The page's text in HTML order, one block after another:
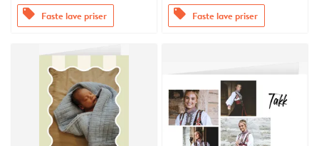
offers Faste lave priser offers Faste lave priser